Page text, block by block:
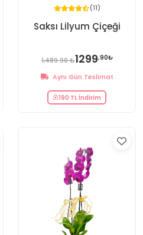
(11)
Saksı Lilyum Çiçeği
1,489.90 ₺1299,90₺
Aynı Gün Teslimat
190 TL İndirim